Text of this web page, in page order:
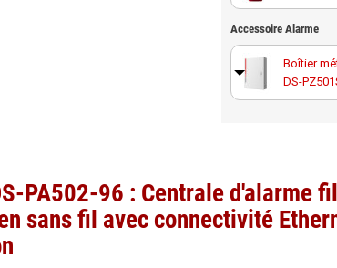
mètres
Accessoire Alarme
Boîtier
DS-
AX
Clavier
PA502-96 : Centrale d'alarme
sans fil avec connectivité